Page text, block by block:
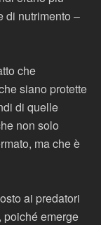
di nutrimento –
che
siano protette
di quelle
non solo
ma che è
ai predatori
poiché emerge